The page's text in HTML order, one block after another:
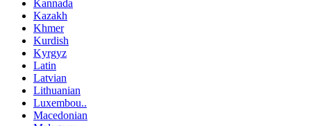
Kannada
Kazakh
Khmer
Kurdish
Kyrgyz
Latin
Latvian
Lithuanian
Luxembou..
Macedonian